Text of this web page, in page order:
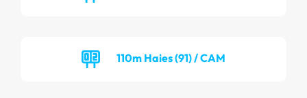
110m Haies (91) / CAM